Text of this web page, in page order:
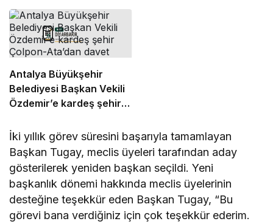
Antalya Büyükşehir
Belediyesi Başkan Vekili
Özdemir’e kardeş şehir
İki yıllık görev süresini başarıyla tamamlayan
Başkan Tugay, meclis üyeleri tarafından aday
gösterilerek yeniden başkan seçildi. Yeni
başkanlık dönemi hakkında meclis üyelerinin
desteğine teşekkür eden Başkan Tugay, “Bu
görevi bana verdiğiniz için çok teşekkür ederim.